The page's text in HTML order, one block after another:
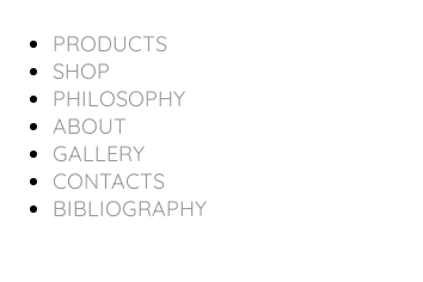
PRODUCTS
SHOP
PHILOSOPHY
ABOUT
GALLERY
CONTACTS
BIBLIOGRAPHY